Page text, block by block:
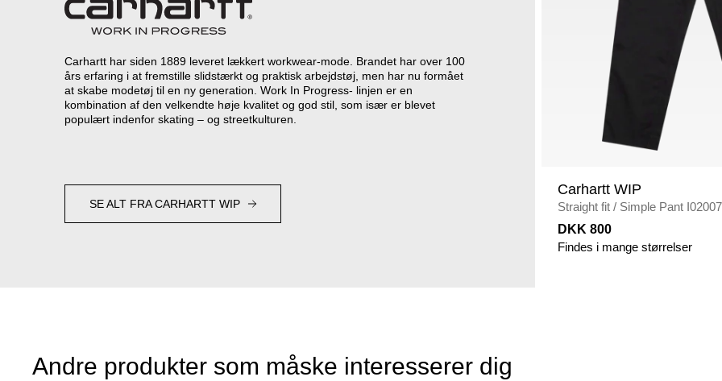
Carhartt har siden 1889 leveret lækkert workwear-mode. Brandet har over 100
års erfaring i at fremstille slidstærkt og praktisk arbejdstøj, men har nu formået
at skabe modetøj til en ny generation. Work In Progress- linjen er en
kombination af den velkendte høje kvalitet og god stil, som især er blevet
populært indenfor skating – og streetkulturen.
SE ALT FRA CARHARTT WIP
Carhartt WIP
Straight fit / Simple Pant
DKK 800
Findes i mange størrelser
Andre produkter som måske interesserer dig